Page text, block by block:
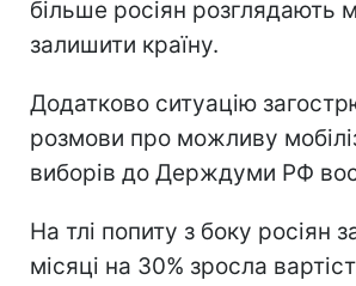
більше росіян розглядають
залишити країну.
Додатково ситуацію
розмови про можливу
виборів до Держдуми РФ
На тлі попиту з боку росіян
місяці на 30% зросла